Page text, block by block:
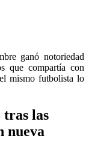
ganó notoriedad
que compartía con
mismo futbolista lo
tras las
nueva